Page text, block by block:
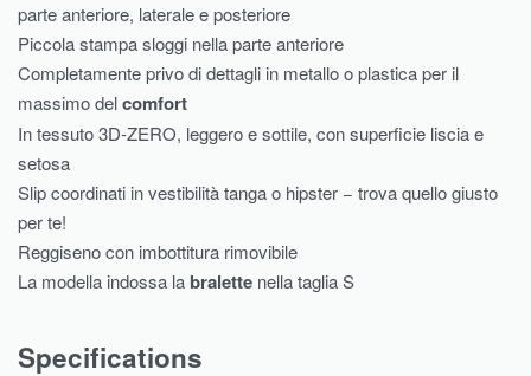
parte anteriore, laterale e posteriore
Piccola stampa sloggi nella parte anteriore
Completamente privo di dettagli in metallo o plastica per il
massimo delcomfort
In tessuto 3D-ZERO, leggero e sottile, con superficie liscia e
setosa
Slip coordinati in vestibilità tanga o hipster − trova quello giusto
per te!
Reggiseno con imbottitura rimovibile
La modella indossa la bralette nella taglia S
Specifications